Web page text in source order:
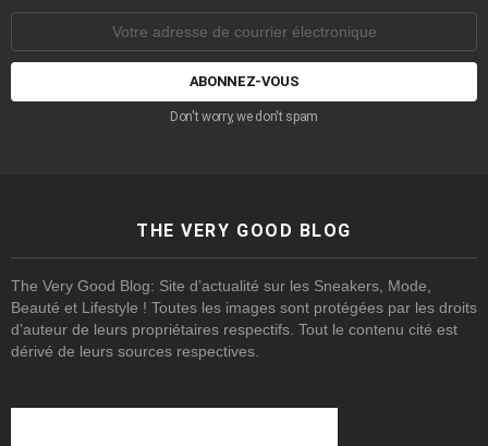
courrier
Don't worry, we don't spam
THE VERY GOOD BLOG
The Very Good Blog: Site d’actualité sur les Sneakers, Mode,
Beauté et Lifestyle ! Toutes les images sont protégées par les droits
d’auteur de leurs propriétaires respectifs. Tout le contenu cité est
dérivé de leurs sources respectives.